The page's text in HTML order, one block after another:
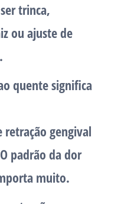
trinca,
ou ajuste de
quente significa
retração gengival
padrão da dor
muito.